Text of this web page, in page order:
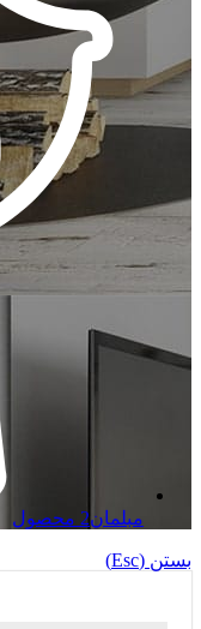
مبلمان2 محصول
بستن (Esc)